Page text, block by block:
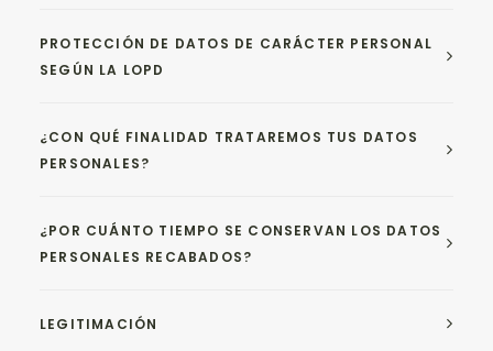
PROTECCIÓN DE DATOS DE CARÁCTER PERSONAL
SEGÚN LA LOPD
¿CON QUÉ FINALIDAD TRATAREMOS TUS DATOS
PERSONALES?
¿POR CUÁNTO TIEMPO SE CONSERVAN LOS DATOS
PERSONALES RECABADOS?
LEGITIMACIÓN